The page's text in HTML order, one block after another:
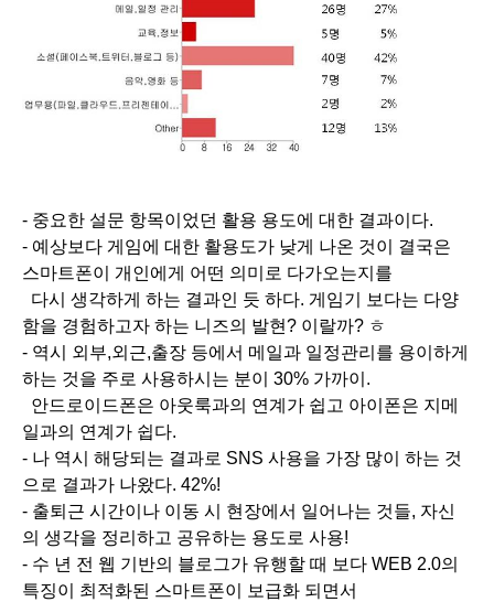
- 중요한 설문 항목이었던 활용 용도에 대한 결과이다.
- 예상보다 게임에 대한 활용도가 낮게 나온 것이 결국은
스마트폰이 개인에게 어떤 의미로 다가오는지를
다시 생각하게 하는 결과인 듯 하다. 게임기 보다는 다양
함을 경험하고자 하는 니즈의 발현? 이랄까? ㅎ
- 역시 외부,외근,출장 등에서 메일과 일정관리를 용이하게
하는 것을 주로 사용하시는 분이 30% 가까이.
안드로이드폰은 아웃룩과의 연계가 쉽고 아이폰은 지메
일과의 연계가 쉽다.
- 나 역시 해당되는 결과로 SNS 사용을 가장 많이 하는 것
으로 결과가 나왔다. 42%!
- 출퇴근 시간이나 이동 시 현장에서 일어나는 것들, 자신
의 생각을 정리하고 공유하는 용도로 사용!
- 수 년 전 웹 기반의 블로그가 유행할 때 보다 WEB 2.0의
특징이 최적화된 스마트폰이 보급화 되면서